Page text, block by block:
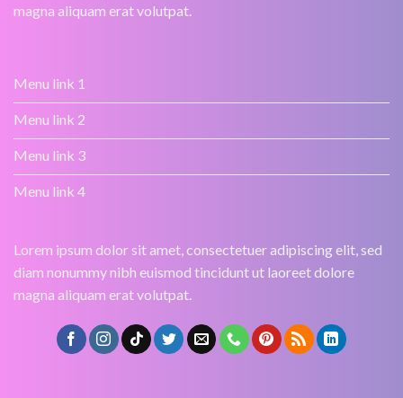
magna aliquam erat volutpat.
Menu link 1
Menu link 2
Menu link 3
Menu link 4
Lorem ipsum dolor sit amet, consectetuer adipiscing elit, sed
diam nonummy nibh euismod tincidunt ut laoreet dolore
magna aliquam erat volutpat.